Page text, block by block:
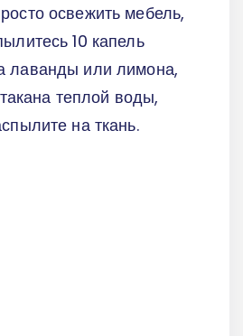
освежить мебель,
10 капель
лаванды или лимона,
теплой воды,
на ткань.